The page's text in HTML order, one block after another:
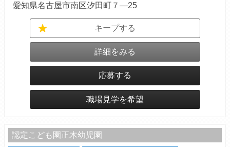
愛知県名古屋市南区汐田町７―25
キープする
詳細をみる
応募する
職場見学を希望
認定こども園正木幼児園